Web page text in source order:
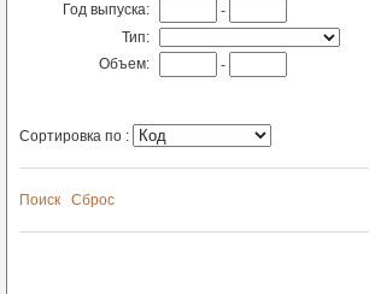
Год выпуска:
-
Тип:
Объем:
-
Сортировка по :
Поиск Сброс